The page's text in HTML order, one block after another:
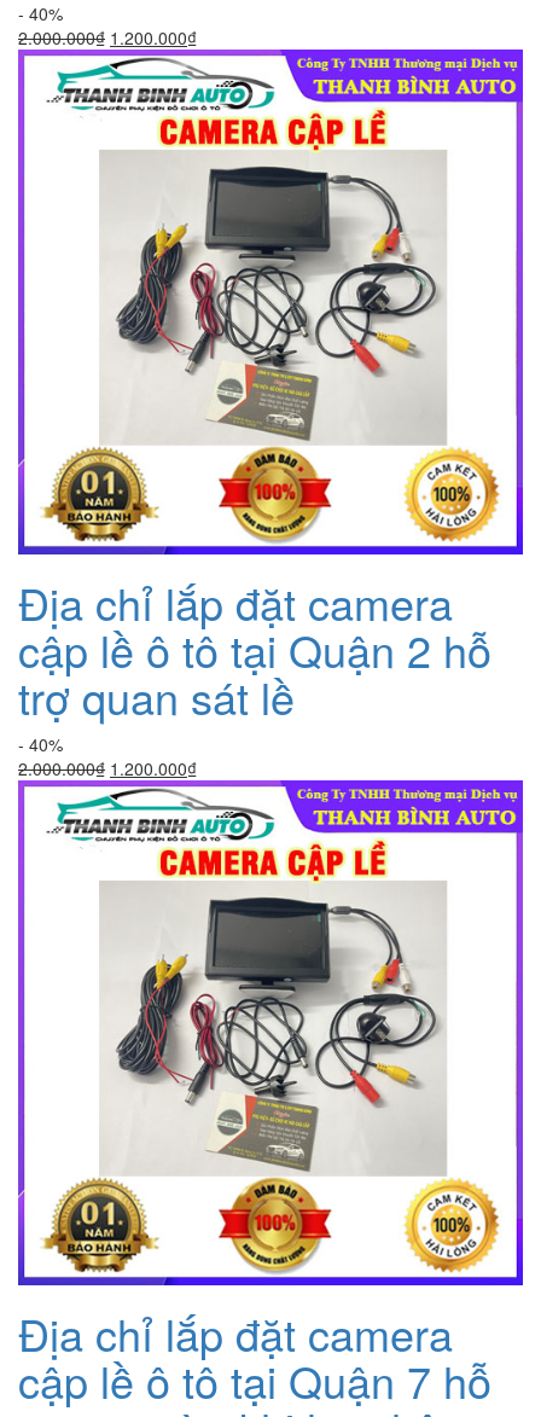
- 40%
2.000.000₫ Giá
gốc
là:
2.000.000₫.
1.200.000₫Giá
hiện
tại
là:
1.200.000₫.
Địa chỉ lắp đặt camera
cập lề ô tô tại Quận 2 hỗ
trợ quan sát lề
- 40%
2.000.000₫ Giá
gốc
là:
2.000.000₫.
1.200.000₫Giá
hiện
tại
là:
1.200.000₫.
Địa chỉ lắp đặt camera
cập lề ô tô tại Quận 7 hỗ